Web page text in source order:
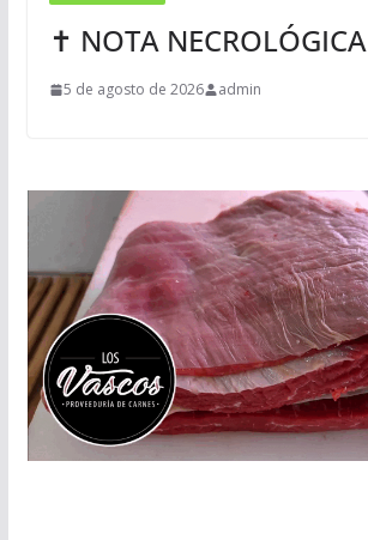
✝ NOTA NECROLÓGICA
5 de agosto de 2026 admin